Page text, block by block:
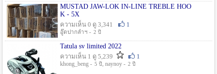
MUSTAD JAW-LOK IN-LINE TREBLE HOO
K - 5X
ความเห็น 0 ดู 3,341
1
อู๊ดปากลำฯ - 2 ปี
Tatula sv limited 2022
ความเห็น 1 ดู 5,239
1
khong_beng - 5 ปี , naynoy - 2 ปี